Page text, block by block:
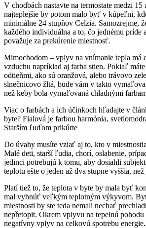
V chodbách nastavte na termostate medzi 15
najteplejšie by potom malo byť v kúpeľni,
minimálne 24 stupňov Celzia. Samozrejme,
každého individuálna a to, čo jednému príde
považuje za prekúrenie miestnosť.
Mimochodom – vplyv na vnímanie tepla má
vzduchu napríklad aj farba stien. Pokiaľ
odtieňmi, ako sú oranžová, alebo trávovo
slnečnicovo žltá, bude vám v takto
než keby bola vymaľovaná chladnými
Viac o farbách a ich účinkoch hľadajte v
byte? Fialová je farbou harmónia,
Starším ľuďom prikúrte
Do úvahy musíte vziať aj to, kto v
Malé deti, starší ľudia, chorí, oslabenie,
jedinci potrebujú k tomu, aby dosiahli
teplotu ešte o jeden až dva stupne vyššia,
Platí tiež to, že teplota v byte by mala byť
mal vyhnúť veľkým teplotným výkyvom.
miestnosti by ste teda nemali nechať
nepřetopit. Okrem vplyvu na tepelnú
negatívny vplyv na celkovú spotrebu energie.